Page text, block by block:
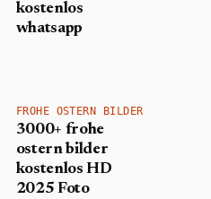
kostenlos
whatsapp
FROHE OSTERN BILDER
3000+ frohe
ostern bilder
kostenlos HD
2025 Foto